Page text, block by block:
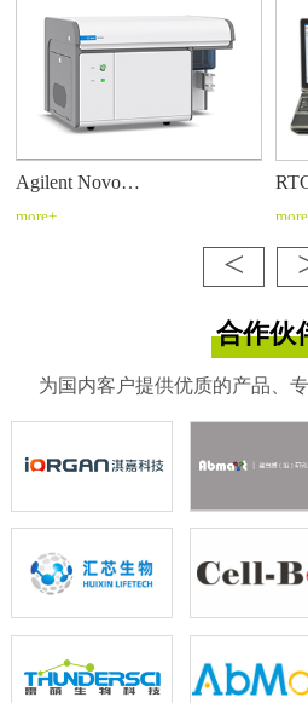
Agilent Novo…
more+
<
合作伙
为国内客户提供优质的产品、